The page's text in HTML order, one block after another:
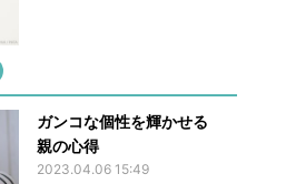
ガンコな個性を輝かせる
親の心得
2023.04.06 15:49